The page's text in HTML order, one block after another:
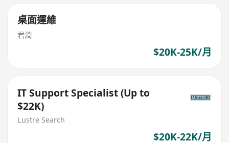
桌面運維
君潤
$20K-25K/月
IT Support Specialist (Up to
$22K)
Lustre Search
$20K-22K/月